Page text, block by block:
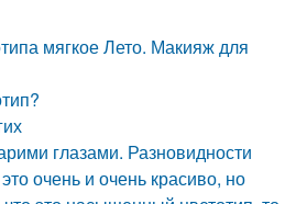
мягкое Лето. Макияж для
глазами. Разновидности
очень и очень красиво, но